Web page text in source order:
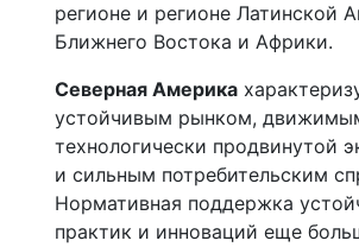
регионе и регионе Латинской
Ближнего Востока и Африки.
Северная Америка
устойчивым рынком,
технологически продвинутой
и сильным потребительским
Нормативная поддержка
практик и инноваций еще